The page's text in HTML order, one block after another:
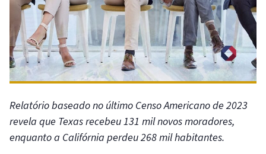
Relatório baseado no último Censo Americano de 2023
revela que Texas recebeu 131 mil novos moradores,
enquanto a Califórnia perdeu 268 mil habitantes.